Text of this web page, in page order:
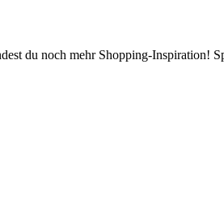
du noch mehr Shopping-Inspiration!